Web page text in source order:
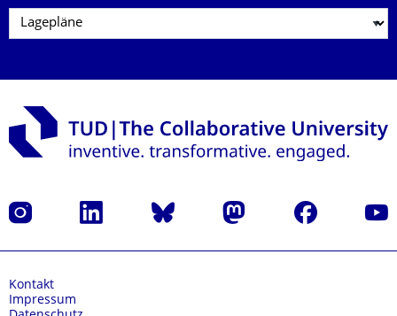
Instagram LinkedIn Bluesky Mastodon Facebook
Kontakt
Impressum